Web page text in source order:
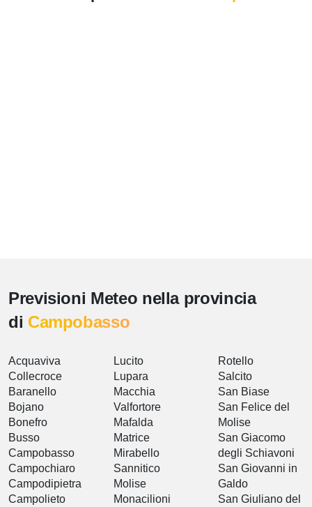
Previsioni Meteo nella provincia
di Campobasso
Acquaviva
Collecroce
Baranello
Bojano
Bonefro
Busso
Campobasso
Campochiaro
Campodipietra
Campolieto
Lucito
Lupara
Macchia
Valfortore
Mafalda
Matrice
Mirabello
Sannitico
Molise
Monacilioni
Rotello
Salcito
San Biase
San Felice del
Molise
San Giacomo
degli Schiavoni
San Giovanni in
Galdo
San Giuliano del